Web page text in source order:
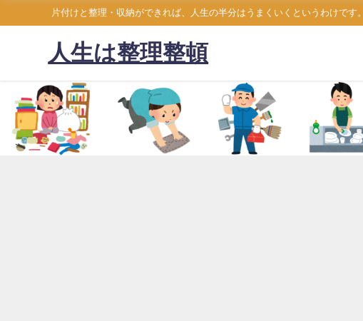
片付けと整理・収納ができれば、人生の半分はうまくいくというわけです。
人生は整理整頓